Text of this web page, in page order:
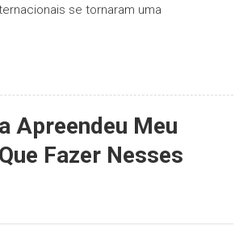
se tornaram uma
Apreendeu Meu
Fazer Nesses